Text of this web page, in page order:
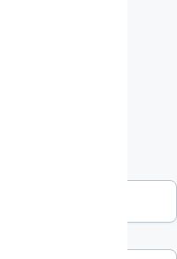
tegyen fel kérdést